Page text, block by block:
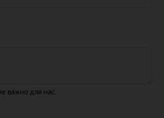
важно для нас.